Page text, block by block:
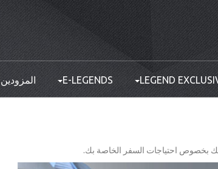
LEGEND
E-LEGENDS المزودين
بخصوص احتياجات السفر الخاصة بك.